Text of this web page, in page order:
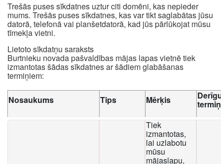
Trešās puses sīkdatnes uztur citi domēni, kas nepieder
mums. Trešās puses sīkdatnes, kas var tikt saglabātas jūsu
datorā, telefonā vai planšetdatorā, kad jūs pārlūkojat mūsu
tīmekļa vietni.
Lietoto sīkdatņu saraksts
Burtnieku novada pašvaldības mājas lapas vietnē tiek
izmantotas šādas sīkdatnes ar šādiem glabāšanas
termiņiem:
Nosaukums Tips Mērķis
Tiek
izmantotas,
lai uzlabotu
mūsu
mājaslapu,